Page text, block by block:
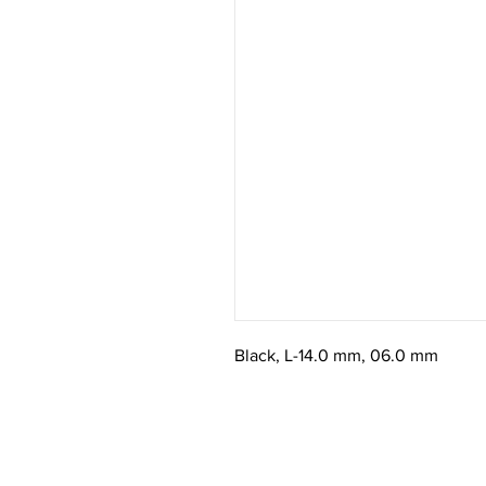
Black, L-14.0 mm, 06.0 mm